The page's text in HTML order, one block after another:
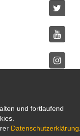
und fortlaufend
Datenschutzerklärung